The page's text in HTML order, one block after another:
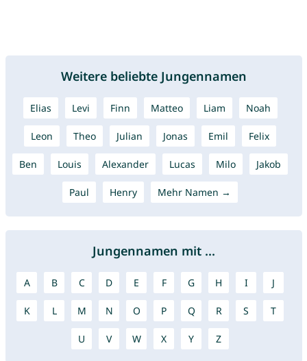
Weitere beliebte Jungennamen
Elias Levi Finn Matteo Liam Noah
Leon Theo Julian Jonas Emil Felix
Ben Louis Alexander Lucas Milo Jakob
Paul Henry Mehr Namen →
Jungennamen mit ...
A B C D E F G H I J
K L M N O P Q R S T
U V W X Y Z